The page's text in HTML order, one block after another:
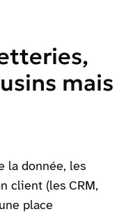
mais
la donnée, les
client (les CRM,
place